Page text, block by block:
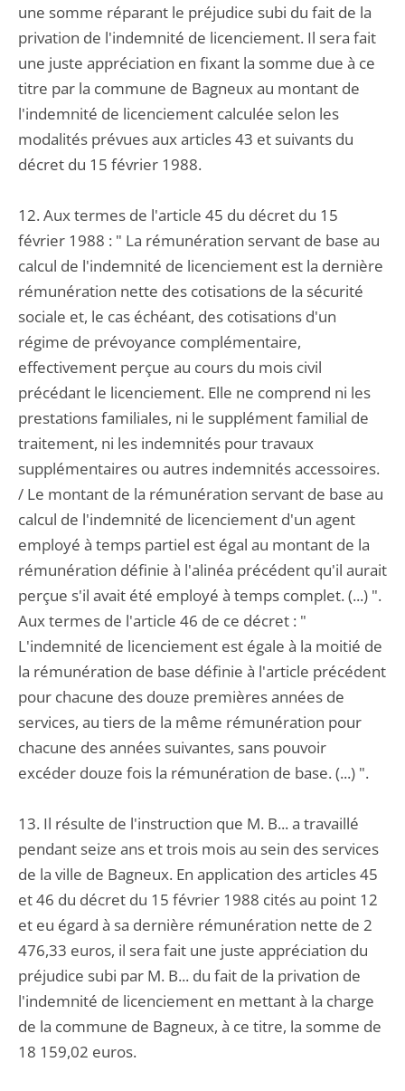
une somme réparant le préjudice subi du fait de la
privation de l'indemnité de licenciement. Il sera fait
une juste appréciation en fixant la somme due à ce
titre par la commune de Bagneux au montant de
l'indemnité de licenciement calculée selon les
modalités prévues aux articles 43 et suivants du
décret du 15 février 1988.
12. Aux termes de l'article 45 du décret du 15
février 1988 : " La rémunération servant de base au
calcul de l'indemnité de licenciement est la dernière
rémunération nette des cotisations de la sécurité
sociale et, le cas échéant, des cotisations d'un
régime de prévoyance complémentaire,
effectivement perçue au cours du mois civil
précédant le licenciement. Elle ne comprend ni les
prestations familiales, ni le supplément familial de
traitement, ni les indemnités pour travaux
supplémentaires ou autres indemnités accessoires.
/ Le montant de la rémunération servant de base au
calcul de l'indemnité de licenciement d'un agent
employé à temps partiel est égal au montant de la
rémunération définie à l'alinéa précédent qu'il aurait
perçue s'il avait été employé à temps complet. (...) ".
Aux termes de l'article 46 de ce décret : "
L'indemnité de licenciement est égale à la moitié de
la rémunération de base définie à l'article précédent
pour chacune des douze premières années de
services, au tiers de la même rémunération pour
chacune des années suivantes, sans pouvoir
excéder douze fois la rémunération de base. (...) ".
13. Il résulte de l'instruction que M. B... a travaillé
pendant seize ans et trois mois au sein des services
de la ville de Bagneux. En application des articles 45
et 46 du décret du 15 février 1988 cités au point 12
et eu égard à sa dernière rémunération nette de 2
476,33 euros, il sera fait une juste appréciation du
préjudice subi par M. B... du fait de la privation de
l'indemnité de licenciement en mettant à la charge
de la commune de Bagneux, à ce titre, la somme de
18 159,02 euros.